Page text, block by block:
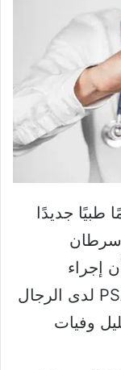
طبيًا جديدًا
إجراء
فحوصات دورية باستخدام تحليل PSA لدى الرجال
وفيات